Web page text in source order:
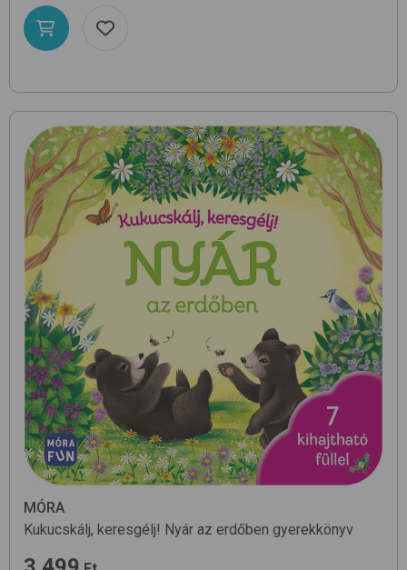
MÓRA
Kukucskálj, keresgélj! Nyár az erdőben gyerekkönyv